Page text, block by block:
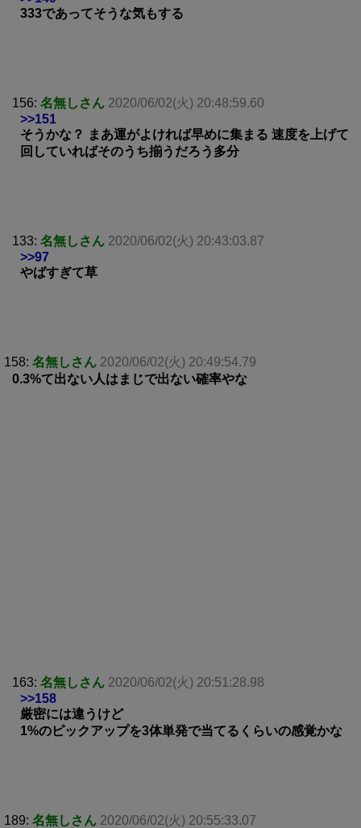
333であってそうな気もする
156: 名無しさん 2020/06/02(火) 20:48:59.60
>>151
そうかな？ まあ運がよければ早めに集まる 速度を上げて
回していればそのうち揃うだろう多分
133: 名無しさん 2020/06/02(火) 20:43:03.87
>>97
やばすぎて草
158: 名無しさん 2020/06/02(火) 20:49:54.79
0.3%て出ない人はまじで出ない確率やな
163: 名無しさん 2020/06/02(火) 20:51:28.98
>>158
厳密には違うけど
1%のピックアップを3体単発で当てるくらいの感覚かな
189: 名無しさん 2020/06/02(火) 20:55:33.07